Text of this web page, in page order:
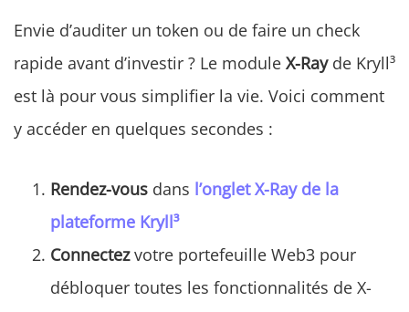
Envie d’auditer un token ou de faire un check
rapide avant d’investir ? Le module X-Rayde Kryll³
est là pour vous simplifier la vie. Voici comment
y accéder en quelques secondes :
Rendez-vous dans l’onglet X-Ray de la
plateforme Kryll³
Connectezvotre portefeuille Web3 pour
débloquer toutes les fonctionnalités de X-